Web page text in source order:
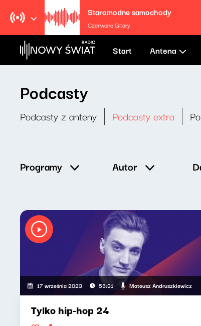
Staromodne samochody
Czerwone Gitary
Start Antena
Podcasty
Podcasty z anteny Podcasty extra
Programy Autor
17 września 2023 55:31 Mateusz Andruszkiewicz
Tylko hip-hop 24